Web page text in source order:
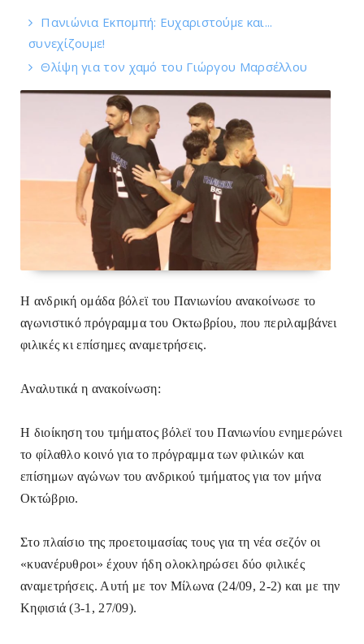
Πανιώνια Εκπομπή: Eυχαριστούμε και...
συνεχίζουμε!
Θλίψη για τον χαμό του Γιώργου Mαρσέλλου
Η ανδρική ομάδα βόλεϊ του Πανιωνίου ανακοίνωσε το
αγωνιστικό πρόγραμμα του Οκτωβρίου, που περιλαμβάνει
φιλικές κι επίσημες αναμετρήσεις.
Αναλυτικά η ανακοίνωση:
Η διοίκηση του τμήματος βόλεϊ του Πανιωνίου ενημερώνει
το φίλαθλο κοινό για το πρόγραμμα των φιλικών και
επίσημων αγώνων του ανδρικού τμήματος για τον μήνα
Οκτώβριο.
Στο πλαίσιο της προετοιμασίας τους για τη νέα σεζόν οι
«κυανέρυθροι» έχουν ήδη ολοκληρώσει δύο φιλικές
αναμετρήσεις. Αυτή με τον Μίλωνα (24/09, 2-2) και με την
Κηφισιά (3-1, 27/09).